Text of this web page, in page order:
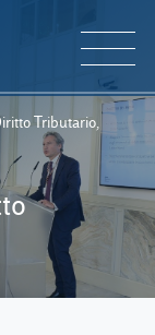
IT EN
Tributario,